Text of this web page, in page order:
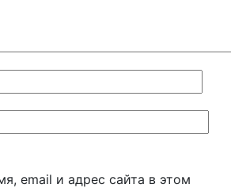
email и адрес сайта в этом